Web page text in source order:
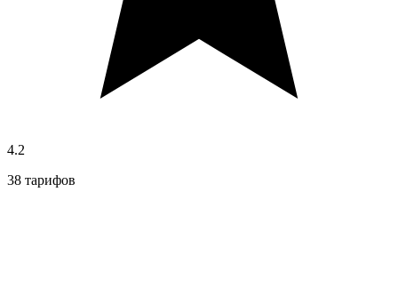
4.2
38 тарифов